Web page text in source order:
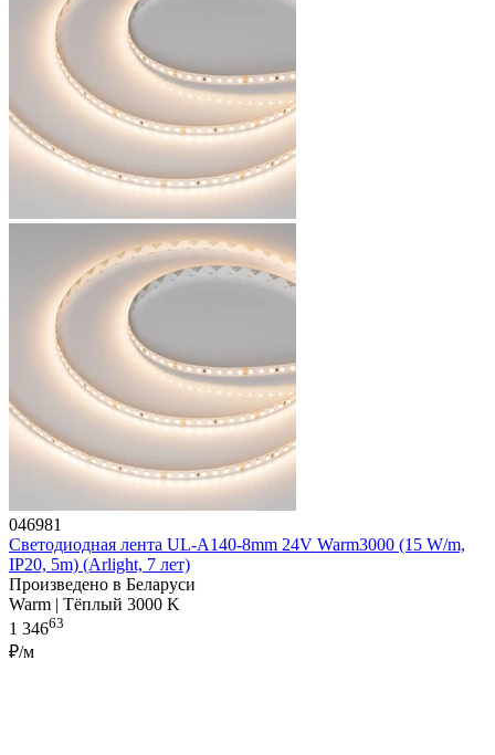
046981
Светодиодная лента UL-A140-8mm 24V Warm3000 (15 W/m,
IP20, 5m) (Arlight, 7 лет)
Произведено в Беларуси
Warm | Тёплый 3000 K
1 34663
₽/м